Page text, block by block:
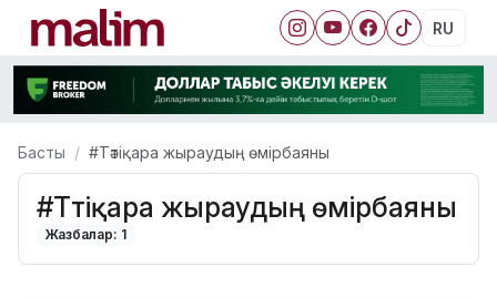
RU
Басты #Тәтіқара жыраудың өмірбаяны
#Тәтіқара жыраудың өмірбаяны
Жазбалар: 1